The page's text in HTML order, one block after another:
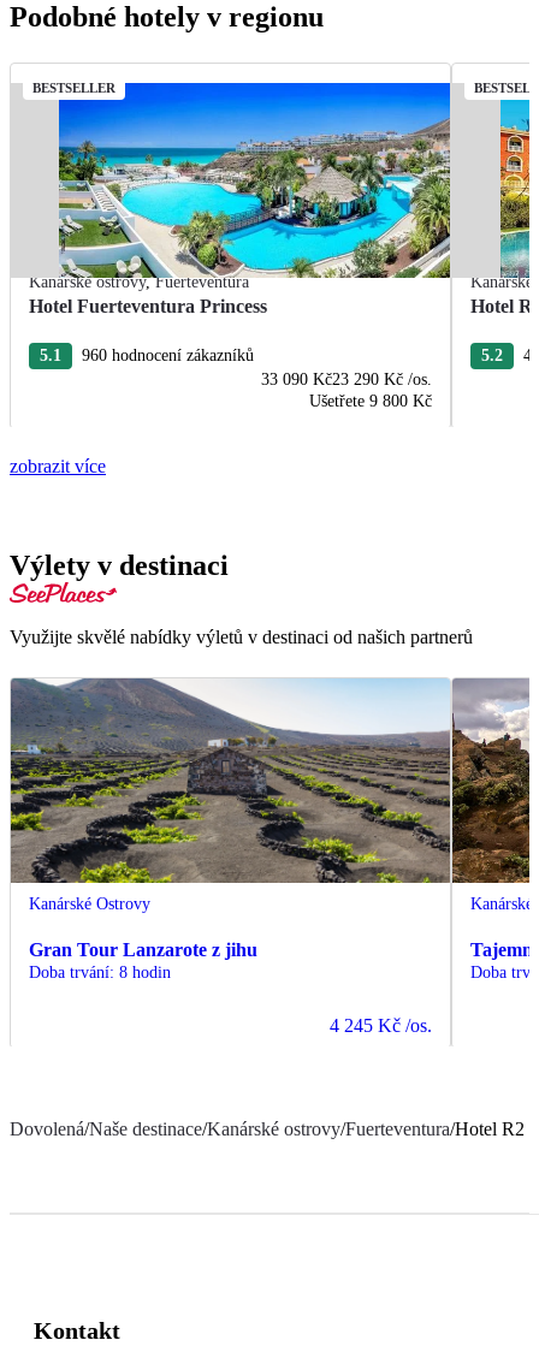
Podobné hotely v regionu
BESTSELLER
Kanárské ostrovy,Fuerteventura
Hotel Fuerteventura Princess
5.1
960 hodnocení zákazníků
33 090 Kč23 290 Kč /os.
Ušetřete 9 800 Kč
Kanárské
Hotel
5.2
zobrazit více
Výlety v destinaci
Využijte skvělé nabídky výletů v destinaci od našich partnerů
Kanárské Ostrovy
Gran Tour Lanzarote z jihu
Doba trvání: 8 hodin
4 245 Kč /os.
Doba
Dovolená/Naše destinace/Kanárské ostrovy/Fuerteventura/Hotel R2
Kontakt